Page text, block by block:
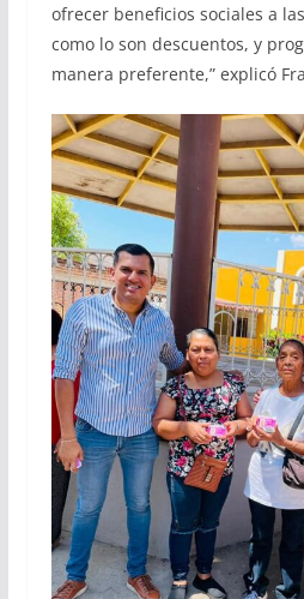
ofrecer beneficios sociales a
como lo son descuentos, y
manera preferente,” explicó